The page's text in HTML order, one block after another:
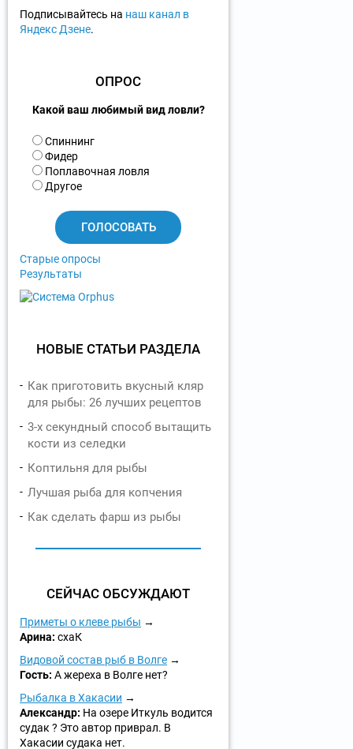
Подписывайтесь на наш канал в
Яндекс Дзене.
ОПРОС
Какой ваш любимый вид ловли?
В
а
р
и
Спиннинг
Фидер
Поплавочная ловля
Другое
Старые опросы
Результаты
НОВЫЕ СТАТЬИ РАЗДЕЛА
Как приготовить вкусный кляр
для рыбы: 26 лучших рецептов
3-х секундный способ вытащить
кости из селедки
Коптильня для рыбы
Лучшая рыба для копчения
Как сделать фарш из рыбы
СЕЙЧАС ОБСУЖДАЮТ
Приметы о клеве рыбы
Арина: схаК
Видовой состав рыб в Волге
Гость: А жереха в Волге нет?
Рыбалка в Хакасии
Александр: На озере Иткуль водится
судак ? Это автор приврал. В
Хакасии судака нет.